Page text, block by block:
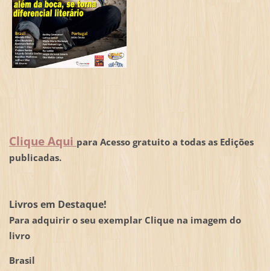
Clique Aqui para Acesso gratuito a todas as Edições
publicadas.
Livros em Destaque!
Para adquirir o seu exemplar Clique na imagem do
livro
Brasil